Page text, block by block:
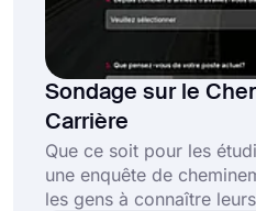
Sondage sur le
Carrière
Que ce soit pour les
une enquête de
les gens à connaître